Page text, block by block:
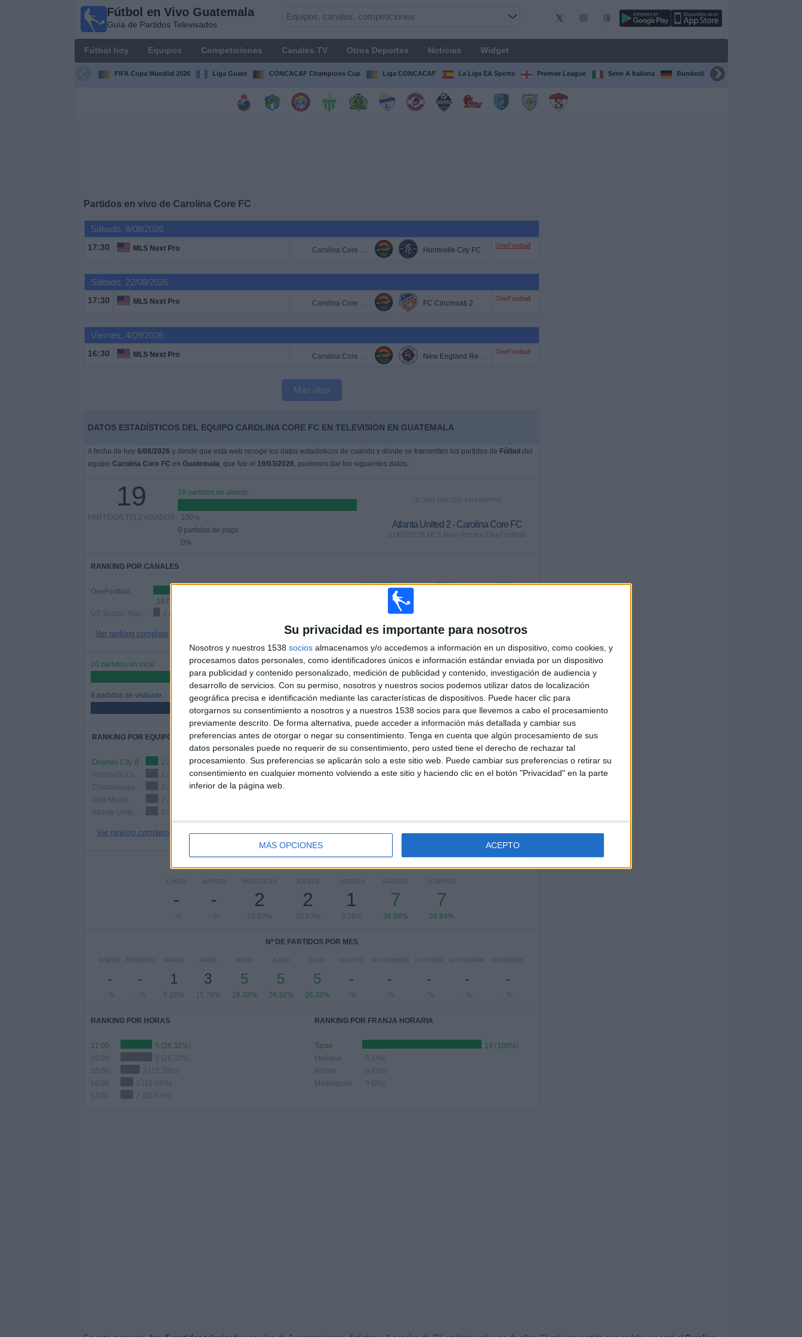
Su privacidad es importante para nosotros
Nosotros y nuestros 1538 socios almacenamos y/o accedemos a información en un dispositivo, como cookies, y
procesamos datos personales, como identificadores únicos e información estándar enviada por un dispositivo
para publicidad y contenido personalizado, medición de publicidad y contenido, investigación de audiencia y
desarrollo de servicios. Con su permiso, nosotros y nuestros socios podemos utilizar datos de localización
geográfica precisa e identificación mediante las características de dispositivos. Puede hacer clic para
otorgarnos su consentimiento a nosotros y a nuestros 1538 socios para que llevemos a cabo el procesamiento
previamente descrito. De forma alternativa, puede acceder a información más detallada y cambiar sus
preferencias antes de otorgar o negar su consentimiento. Tenga en cuenta que algún procesamiento de sus
datos personales puede no requerir de su consentimiento, pero usted tiene el derecho de rechazar tal
procesamiento. Sus preferencias se aplicarán solo a este sitio web. Puede cambiar sus preferencias o retirar su
consentimiento en cualquier momento volviendo a este sitio y haciendo clic en el botón "Privacidad" en la parte
inferior de la página web.
MÁS OPCIONES ACEPTO
Fútbol en Vivo Guatemala
Guía de Partidos Televisados
Fútbol hoy Equipos Competiciones Canales TV Otros Deportes Noticias Widget
FIFA Copa Mundial 2026 Liga Guate CONCACAF Champions Cup Liga CONCACAF La Liga EA Sports Premier League Serie A Italiana Bundesliga
Partidos en vivo de Carolina Core FC
Sábado, 8/08/2026
17:30 MLS Next Pro Carolina Core FC Huntsville City FC
OneFootball
Sábado, 22/08/2026
17:30 MLS Next Pro Carolina Core FC FC Cincinnati 2
OneFootball
Viernes, 4/09/2026
16:30 MLS Next Pro Carolina Core FC New England Revolution II
OneFootball
Más días
DATOS ESTADÍSTICOS DEL EQUIPO CAROLINA CORE FC EN TELEVISIÓN EN GUATEMALA
A fecha de hoy 6/08/2026 y desde que esta web recoge los datos estadísticos de cuándo y dónde se transmiten los partidos de Fútbol del
equipo Carolina Core FC en Guatemala, que fue el 19/03/2026, podemos dar los siguientes datos:
19
PARTIDOS TELEVISADOS
19 partidos en abierto
100%
0 partidos de pago
0%
ÚLTIMO PARTIDO EN ABIERTO
Atlanta United 2 - Carolina Core FC
31/07/2026 MLS Next Pro por OneFootball
RANKING POR CANALES
OneFootball
18 (94.74%)
1 (5.26%)
Ver ranking completo
TOTAL
DÍAS
GRATUÍTO
PARTIDOS
DE PAGO
10 partidos en local
52.63%
9 partidos de visitante
47.37%
TOTAL
12
MÁXIMO
2
VS Orlando City
B
TOTAL
2
RANKING POR EQUIPOS
Orlando City B
2 (10.53%)
2 (10.53%)
2 (10.53%)
2 (10.53%)
2 (10.53%)
Ver ranking completo
RANKING POR COMPETICIONES
MLS Next Pro
18 (94.74%)
US Open Cup
1 (5.26%)
LUNES
-
- %
MARTES
-
- %
MIÉRCOLES
2
10.53%
JUEVES
2
10.53%
VIERNES
1
5.26%
SÁBADO
7
36.84%
DOMINGO
7
36.84%
Nº DE PARTIDOS POR MES
ENERO
-
- %
FEBRERO
-
- %
MARZO
1
5.26%
ABRIL
3
15.79%
MAYO
5
26.32%
JUNIO
5
26.32%
JULIO
5
26.32%
AGOSTO
-
- %
SEPTIEMBRE
-
- %
OCTUBRE
-
- %
NOVIEMBRE
-
- %
DICIEMBRE
-
- %
RANKING POR HORAS
17:00
5 (26.32%)
16:00
5 (26.32%)
15:00
3 (15.79%)
18:00
2 (10.53%)
13:00
2 (10.53%)
RANKING POR FRANJA HORARIA
Tarde
19 (100%)
Mañana
0 (0%)
Noche
0 (0%)
Madrugada
0 (0%)
Fútbol en
Guatemala